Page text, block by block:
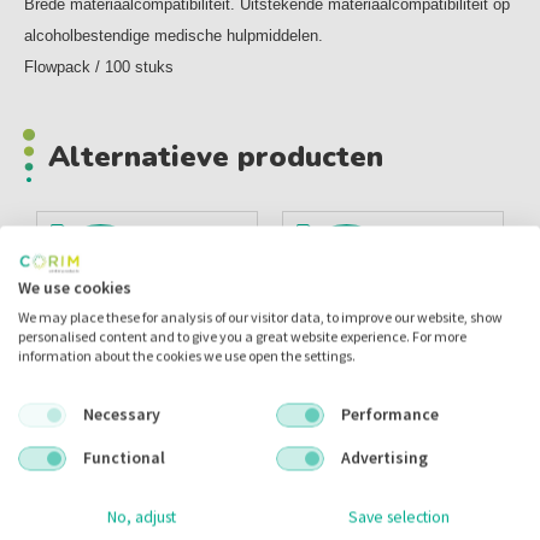
Brede materiaalcompatibiliteit. Uitstekende materiaalcompatibiliteit op
alcoholbestendige medische hulpmiddelen.
Flowpack / 100 stuks
Alternatieve producten
ACTIE
Wipes 20x30cm Refill
Caviwipes Flatpack
We use cookies
We may place these for analysis of our visitor data, to improve our website, show
personalised content and to give you a great website experience. For more
information about the cookies we use open the settings.
Necessary
Performance
Functional
Advertising
No, adjust Save selection